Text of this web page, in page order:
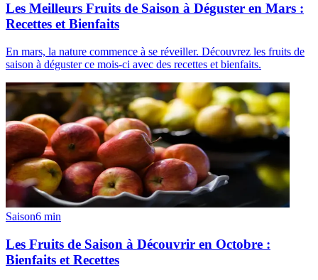
Les Meilleurs Fruits de Saison à Déguster en Mars :
Recettes et Bienfaits
En mars, la nature commence à se réveiller. Découvrez les fruits de
saison à déguster ce mois-ci avec des recettes et bienfaits.
Saison6 min
Les Fruits de Saison à Découvrir en Octobre :
Bienfaits et Recettes